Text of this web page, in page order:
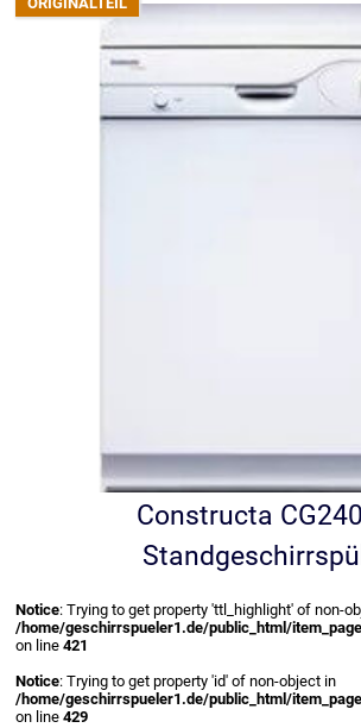
Constructa
Notice: Trying to get property 'ttl_highlight' of non-
/home/geschirrspueler1.de/public_html/
on line421
Notice: Trying to get property 'id' of non-object in
/home/geschirrspueler1.de/public_html/
on line429